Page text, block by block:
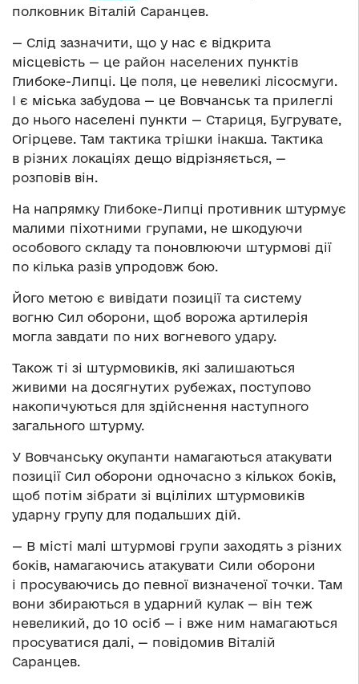
полковник Віталій Саранцев.
— Слід зазначити, що у нас є відкрита
місцевість — це район населених пунктів
Глибоке-Липці. Це поля, це невеликі лісосмуги.
І є міська забудова — це Вовчанськ та прилеглі
до нього населені пункти — Стариця, Бугрувате,
Огірцеве. Там тактика трішки інакша. Тактика
в різних локаціях дещо відрізняється, —
розповів він.
На напрямку Глибоке-Липці противник штурмує
малими піхотними групами, не шкодуючи
особового складу та поновлюючи штурмові дії
по кілька разів упродовж бою.
Його метою є вивідати позиції та систему
вогню Сил оборони, щоб ворожа артилерія
могла завдати по них вогневого удару.
Також ті зі штурмовиків, які залишаються
живими на досягнутих рубежах, поступово
накопичуються для здійснення наступного
загального штурму.
У Вовчанську окупанти намагаються атакувати
позиції Сил оборони одночасно з кількох боків,
щоб потім зібрати зі вцілілих штурмовиків
ударну групу для подальших дій.
— В місті малі штурмові групи заходять з різних
боків, намагаючись атакувати Сили оборони
і просуваючись до певної визначеної точки. Там
вони збираються в ударний кулак — він теж
невеликий, до 10 осіб — і вже ним намагаються
просуватися далі, — повідомив Віталій
Саранцев.